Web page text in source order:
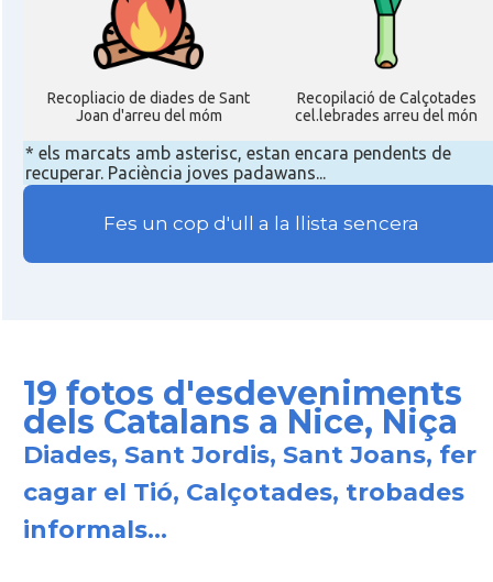
Recopliacio de diades de Sant
Joan d'arreu del móm
Recopilació de Calçotades
cel.lebrades arreu del món
* els marcats amb asterisc, estan encara pendents de
recuperar. Paciència joves padawans...
Fes un cop d'ull a la llista sencera
19 fotos d'esdeveniments
dels Catalans a Nice, Niça
Diades, Sant Jordis, Sant Joans, fer
cagar el Tió, Calçotades, trobades
informals...